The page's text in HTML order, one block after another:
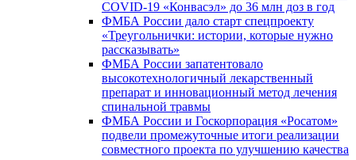
COVID-19 «Конвасэл» до 36 млн доз в год
ФМБА России дало старт спецпроекту
«Треугольнички: истории, которые нужно
рассказывать»
ФМБА России запатентовало
высокотехнологичный лекарственный
препарат и инновационный метод лечения
спинальной травмы
ФМБА России и Госкорпорация «Росатом»
подвели промежуточные итоги реализации
совместного проекта по улучшению качества